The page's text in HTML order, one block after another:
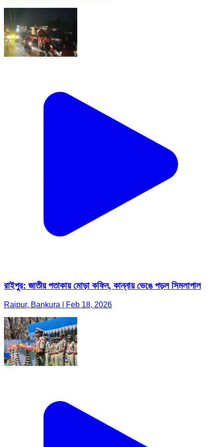
রাইপুর: জাতীয় পতাকায় মোড়া কফিন, কান্নায় ভেঙে পড়ল সিমলাপাল
Raipur, Bankura | Feb 18, 2026